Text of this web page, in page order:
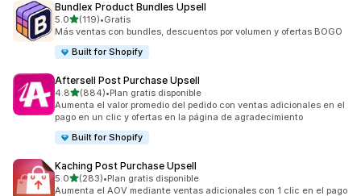
Bundlex Product Bundles Upsell
5.0de 5 estrellas
(119)
119 reseñas en total
•Gratis
Más ventas con bundles, descuentos por volumen y ofertas BOGO
Built for Shopify
Aftersell Post Purchase Upsell
4.8de 5 estrellas
(884)
884 reseñas en total
•Plan gratis disponible
Aumenta el valor promedio del pedido con ventas adicionales en el
pago en un clic y ofertas en la página de agradecimiento
Built for Shopify
Kaching Post Purchase Upsell
5.0de 5 estrellas
(283)
283 reseñas en total
•Plan gratis disponible
Aumenta el AOV mediante ventas adicionales con 1 clic en el pago